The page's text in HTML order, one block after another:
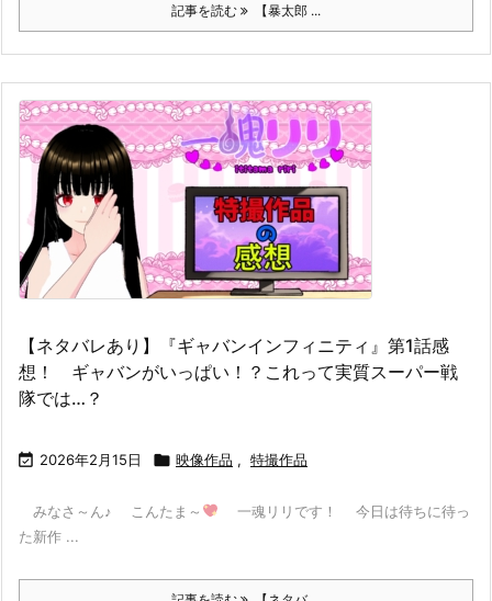
記事を読む 【暴太郎 ...
【ネタバレあり】『ギャバンインフィニティ』第1話感
想！ ギャバンがいっぱい！？これって実質スーパー戦
隊では…？
 2026年2月15日  映像作品 , 特撮作品
みなさ～ん♪ こんたま～
一魂リリです！ 今日は待ちに待っ
た新作 ...